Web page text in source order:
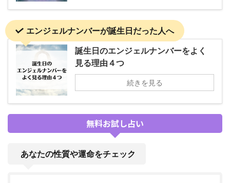
エンジェルナンバーが誕生日だった人へ
誕生日のエンジェルナンバーをよく
見る理由４つ
続きを見る
無料お試し占い
あなたの性質や運命をチェック